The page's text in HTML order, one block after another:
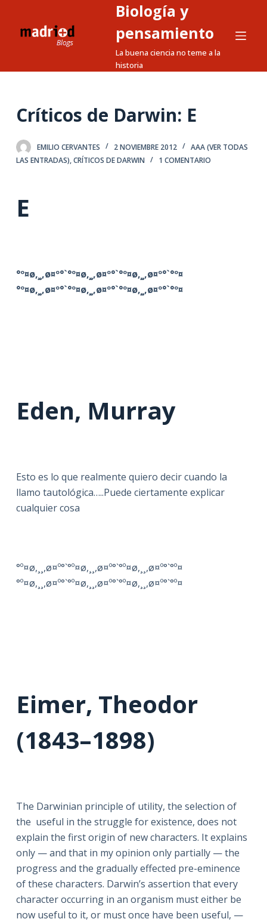
a
o
Biología y
pensamiento
La buena ciencia no teme a la
historia
Críticos de Darwin: E
EMILIO CERVANTES 2 NOVIEMBRE 2012
AAA (VER TODAS
LAS ENTRADAS),CRÍTICOS DE DARWIN 1 COMENTARIO
E
°º¤ø,¸¸,ø¤º°`°º¤ø,¸¸,ø¤º°`°º¤ø,¸¸,ø¤º°`°º¤
°º¤ø,¸¸,ø¤º°`°º¤ø,¸¸,ø¤º°`°º¤ø,¸¸,ø¤º°`°º¤
Eden, Murray
Esto es lo que realmente quiero decir cuando la
llamo tautológica…..Puede ciertamente explicar
cualquier cosa
°º¤ø,¸¸,ø¤º°`°º¤ø,¸¸,ø¤º°`°º¤ø,¸¸,ø¤º°`°º¤
°º¤ø,¸¸,ø¤º°`°º¤ø,¸¸,ø¤º°`°º¤ø,¸¸,ø¤º°`°º¤
Eimer, Theodor
(1843–1898)
The Darwinian principle of utility, the selection of
the useful in the struggle for existence, does not
explain the first origin of new characters. It explains
only — and that in my opinion only partially — the
progress and the gradually effected pre-eminence
of these characters. Darwin’s assertion that every
character occurring in an organism must either be
now useful to it, or must once have been useful, —